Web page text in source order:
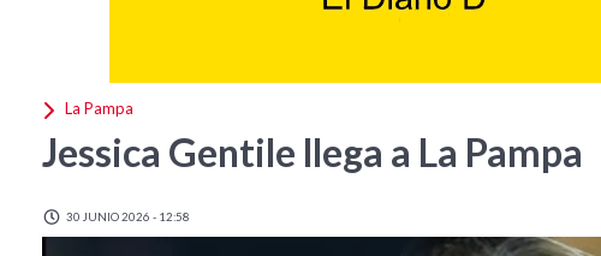
La Pampa
Jessica Gentile llega a La Pampa
30 JUNIO 2026 - 12:58